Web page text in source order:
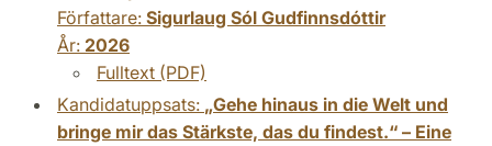
Författare: Sigurlaug Sól Gudfinnsdóttir
År: 2026
Fulltext (PDF)
Kandidatuppsats: „Gehe hinaus in die Welt und
bringe mir das Stärkste, das du findest.“ – Eine